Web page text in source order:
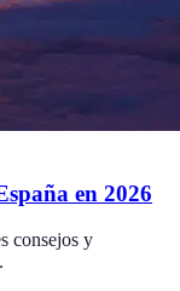
en 2026
consejos y